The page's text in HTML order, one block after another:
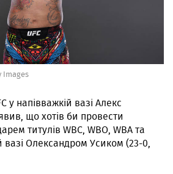
Images
у напівважкій вазі Алекс
що хотів би провести
титулів WBC, WBO, WBA та
вазі Олександром Усиком (23-0,